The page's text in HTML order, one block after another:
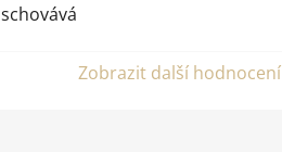
schovává
Zobrazit další hodnocení